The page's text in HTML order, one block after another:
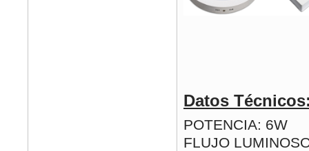
Datos
POTENCIA: 6W
FLUJO